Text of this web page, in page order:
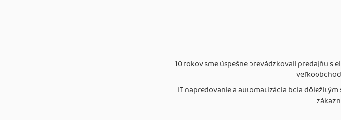
10 rokov sme úspešne prevádzkovali predajňu s
IT napredovanie a automatizácia bola